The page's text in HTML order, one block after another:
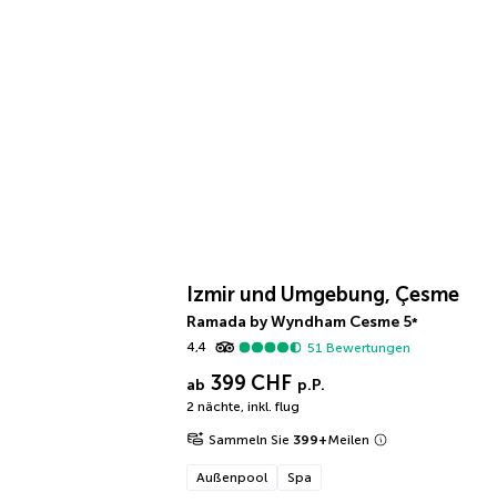
Izmir und Umgebung, Çesme
Ramada by Wyndham Cesme 5*
4,4
51 Bewertungen
ab 399 CHF p.P.
2 nächte, inkl. flug
Sammeln Sie 399+Meilen
Außenpool Spa